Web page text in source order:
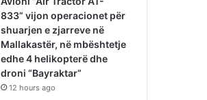
833” vijon operacionet për
shuarjen e zjarreve në
Mallakastër, në mbështetje
edhe 4 helikopterë dhe
droni “Bayraktar”
12 hours ago